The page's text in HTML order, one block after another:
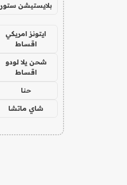
بلايستيشن ستور
ايتونز امريكي
اقساط
شحن يلا لودو
اقساط
حنا
شاي ماتشا